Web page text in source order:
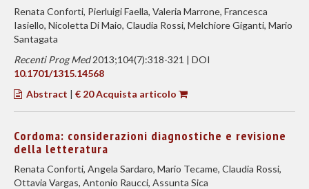
Renata Conforti, Pierluigi Faella, Valeria Marrone, Francesca
Iasiello, Nicoletta Di Maio, Claudia Rossi, Melchiore Giganti, Mario
Santagata
Recenti Prog Med2013;104(7):318-321 | DOI
10.1701/1315.14568
Abstract | € 20 Acquista articolo
Cordoma: considerazioni diagnostiche e revisione
della letteratura
Renata Conforti, Angela Sardaro, Mario Tecame, Claudia Rossi,
Ottavia Vargas, Antonio Raucci, Assunta Sica